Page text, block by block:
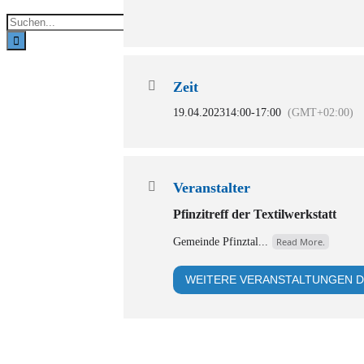
Suche
nach:
Zeit
19.04.202314:00-17:00 (GMT+02:00)
Veranstalter
Pfinzitreff der Textilwerkstatt
Gemeinde Pfinztal... Read More.
WEITERE VERANSTALTUNGEN